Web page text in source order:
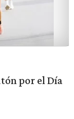
por el Día